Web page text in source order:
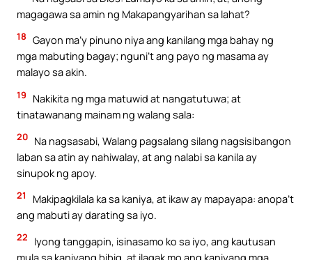
magagawa sa amin ng Makapangyarihan sa lahat?
18 Gayon ma’y pinuno niya ang kanilang mga bahay ng
mga mabuting bagay; nguni’t ang payo ng masama ay
malayo sa akin.
19
Nakikita ng mga matuwid at nangatutuwa; at
tinatawanang mainam ng walang sala:
20 Na nagsasabi, Walang pagsalang silang nagsisibangon
laban sa atin ay nahiwalay, at ang nalabi sa kanila ay
sinupok ng apoy.
21
Makipagkilala ka sa kaniya, at ikaw ay mapayapa: anopa’t
ang mabuti ay darating sa iyo.
22
Iyong tanggapin, isinasamo ko sa iyo, ang kautusan
mula sa kaniyang bibig, at ilagak mo ang kaniyang mga